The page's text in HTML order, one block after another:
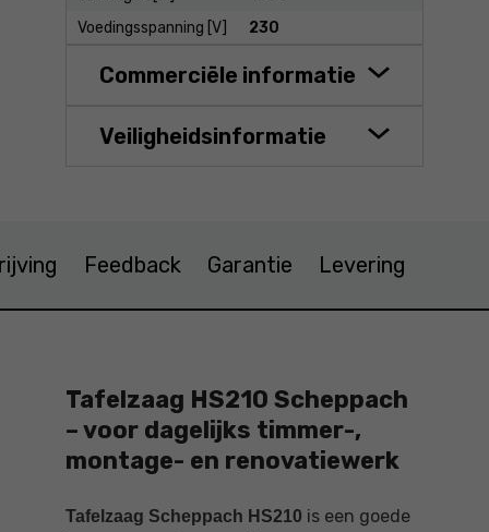
Voedingsspanning [V]
230
Commerciële informatie
Veiligheidsinformatie
Feedback Garantie Levering
Tafelzaag HS210 Scheppach
– voor dagelijks timmer-,
montage- en renovatiewerk
Tafelzaag Scheppach HS210 is een goede